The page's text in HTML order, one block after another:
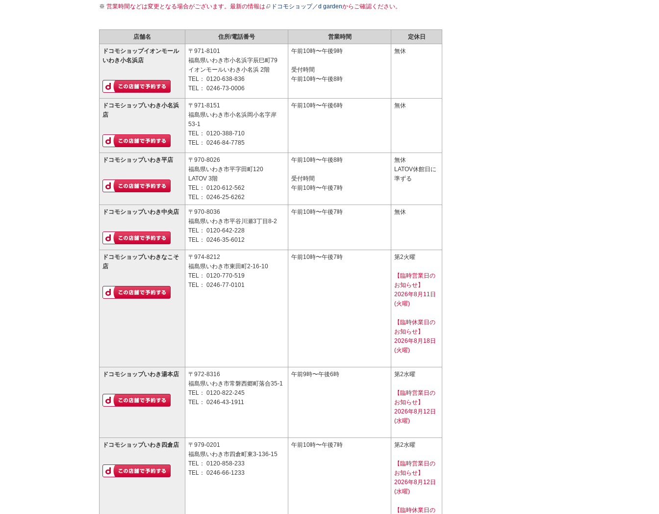
営業時間などは変更となる場合がございます。最新の情報は ドコモショップ／d gardenからご確認ください。
店舗名 住所/電話番号 営業時間 定休日
ドコモショップイオンモール
いわき小名浜店
〒971-8101
福島県いわき市小名浜字辰巳町79
イオンモールいわき小名浜 2階
TEL： 0120-638-836
TEL： 0246-73-0006
午前10時〜午後9時
受付時間
午前10時〜午後8時
無休
ドコモショップいわき小名浜
店
〒971-8151
福島県いわき市小名浜岡小名字岸
53-1
TEL： 0120-388-710
TEL： 0246-84-7785
午前10時〜午後6時 無休
ドコモショップいわき平店
〒970-8026
福島県いわき市平字田町120
LATOV 3階
TEL： 0120-612-562
TEL： 0246-25-6262
午前10時〜午後8時
受付時間
午前10時〜午後7時
無休
LATOV休館日に
準ずる
ドコモショップいわき中央店
〒970-8036
福島県いわき市平谷川瀬3丁目8-2
TEL： 0120-642-228
TEL： 0246-35-6012
午前10時〜午後7時 無休
ドコモショップいわきなこそ
店
〒974-8212
福島県いわき市東田町2-16-10
TEL： 0120-770-519
TEL： 0246-77-0101
午前10時〜午後7時 第2火曜
【臨時営業日の
お知らせ】
2026年8月11日
(火曜)
【臨時休業日の
お知らせ】
2026年8月18日
(火曜)
ドコモショップいわき湯本店
〒972-8316
福島県いわき市常磐西郷町落合35-1
TEL： 0120-822-245
TEL： 0246-43-1911
午前9時〜午後6時 第2水曜
【臨時営業日の
お知らせ】
2026年8月12日
(水曜)
ドコモショップいわき四倉店
〒979-0201
福島県いわき市四倉町東3-136-15
TEL： 0120-858-233
TEL： 0246-66-1233
午前10時〜午後7時 第2水曜
【臨時営業日の
お知らせ】
2026年8月12日
(水曜)
【臨時休業日の